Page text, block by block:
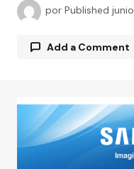
por Published
Add a Comment
Tu dirección de
publicada.Los
marcados con*